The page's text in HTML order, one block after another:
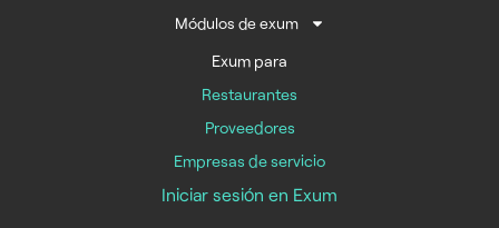
Módulos de exum
Exum para
Restaurantes
Proveedores
Empresas de servicio
Iniciar sesión en Exum